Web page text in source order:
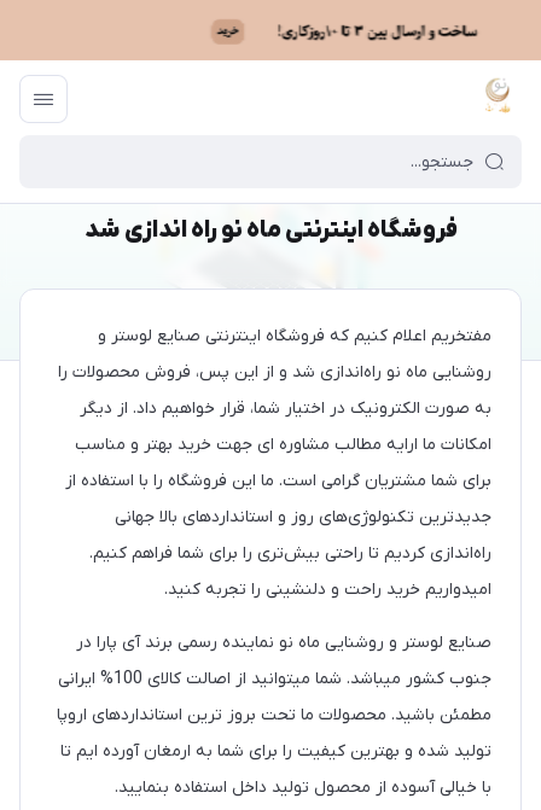
ماه نو / بایگانی نوشته‌ها
فروشگاه اینترنتی ماه نو راه اندازی شد
مفتخریم اعلام کنیم که فروشگاه اینترنتی صنایع لوستر و
روشنایی ماه نو راه‌اندازی شد و از این پس، فروش محصولات را
به صورت الکترونیک در اختیار شما، قرار خواهیم داد. از دیگر
امکانات ما ارایه مطالب مشاوره ای جهت خرید بهتر و مناسب
برای شما مشتریان گرامی است. ما این فروشگاه را با استفاده از
جدیدترین تکنولوژی‌های روز و استانداردهای بالا جهانی
راه‌اندازی کردیم تا راحتی بیش‌تری را برای شما فراهم کنیم.
امیدواریم خرید راحت و دلنشینی را تجربه کنید.
صنایع لوستر و روشنایی ماه نو نماینده رسمی برند آی پارا در
جنوب کشور میباشد. شما میتوانید از اصالت کالای 100% ایرانی
مطمئن باشید. محصولات ما تحت بروز ترین استانداردهای اروپا
تولید شده و بهترین کیفیت را برای شما به ارمغان آورده ایم تا
با خیالی آسوده از محصول تولید داخل استفاده بنمایید.